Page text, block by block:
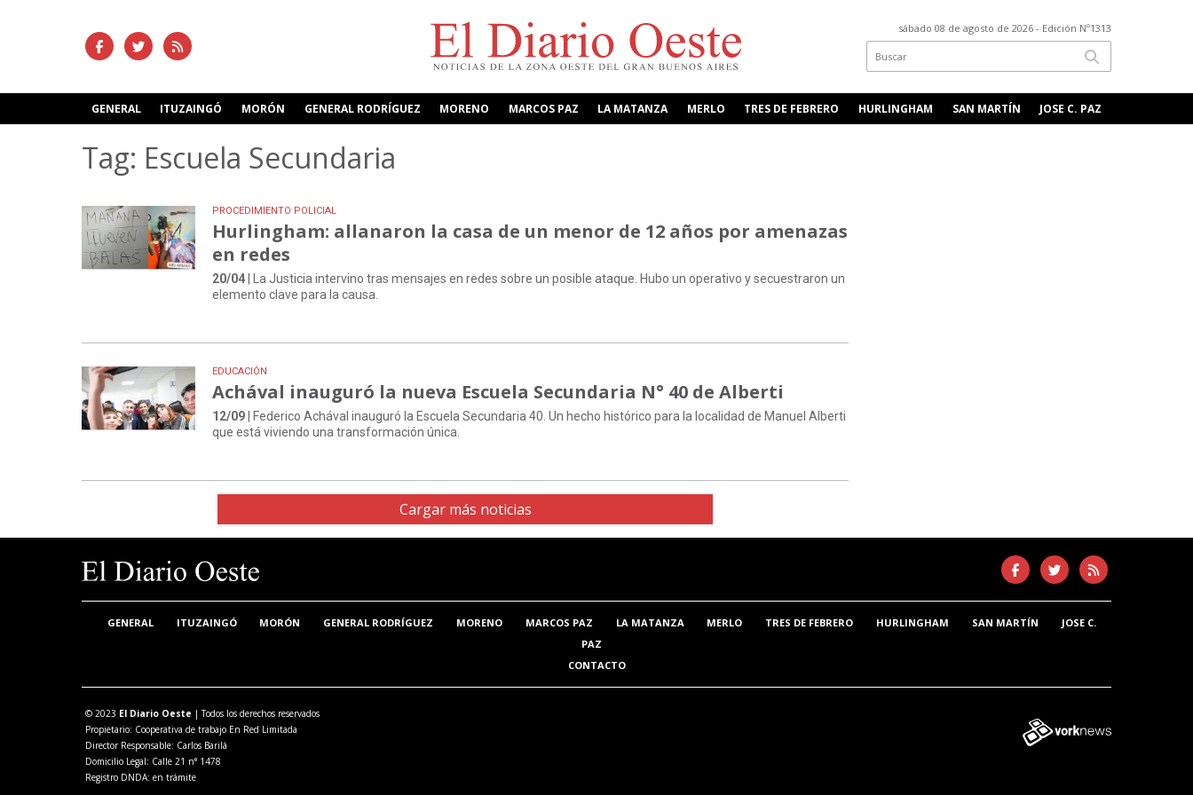
sábado 08 de agosto de 2026 - Edición Nº1313
GENERAL ITUZAINGÓ MORÓN GENERAL RODRÍGUEZ MORENO MARCOS PAZ LA MATANZA MERLO TRES DE FEBRERO HURLINGHAM SAN MARTÍN JOSE C. PAZ
Tag: Escuela Secundaria
PROCEDIMIENTO POLICIAL
Hurlingham: allanaron la casa de un menor de 12 años por amenazas
en redes
20/04 | La Justicia intervino tras mensajes en redes sobre un posible ataque. Hubo un operativo y secuestraron un
elemento clave para la causa.
EDUCACIÓN
Achával inauguró la nueva Escuela Secundaria N° 40 de Alberti
12/09 | Federico Achával inauguró la Escuela Secundaria 40. Un hecho histórico para la localidad de Manuel Alberti
que está viviendo una transformación única.
Cargar más noticias
GENERAL ITUZAINGÓ MORÓN GENERAL RODRÍGUEZ MORENO MARCOS PAZ LA MATANZA MERLO TRES DE FEBRERO HURLINGHAM SAN MARTÍN
JOSE C.
PAZ
CONTACTO
© 2023 El Diario Oeste | Todos los derechos reservados
Propietario: Cooperativa de trabajo En Red Limitada
Director Responsable: Carlos Barilá
Domicilio Legal: Calle 21 n° 1478
Registro DNDA: en trámite